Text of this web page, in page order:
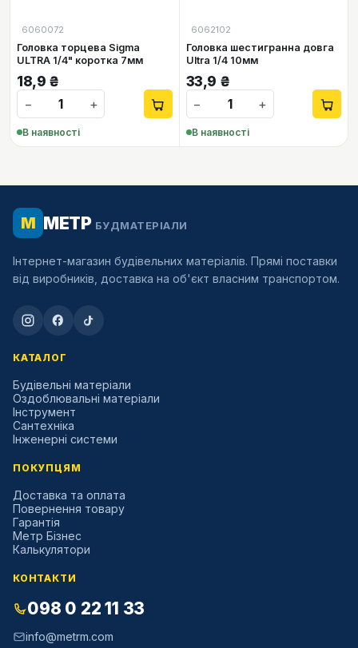
6060072
Головка торцева Sigma
ULTRA 1/4" коротка 7мм
18,9 ₴
−
+
В наявності
6062102
Головка шестигранна довга
Ultra 1/4 10мм
33,9 ₴
−
+
В наявності
М МЕТР БУДМАТЕРІАЛИ
Інтернет-магазин будівельних матеріалів. Прямі поставки
від виробників, доставка на об'єкт власним транспортом.
КАТАЛОГ
Будівельні матеріали
Оздоблювальні матеріали
Інструмент
Сантехніка
Інженерні системи
ПОКУПЦЯМ
Доставка та оплата
Повернення товару
Гарантія
Метр Бізнес
Калькулятори
КОНТАКТИ
098 0 22 11 33
info@metrm.com